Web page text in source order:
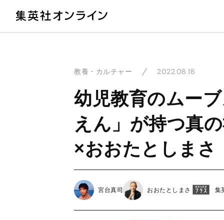
教養・カルチャー 2022.08.18
幼児教育のムー
えん」が持つ真
×おおたとしまさ
宮台真司 おおたとしまさ 集